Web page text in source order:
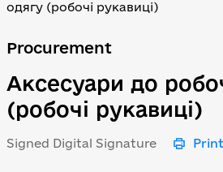
одягу (робочі рукавиці)
Аксесуари до
Procurement
Аксесуари до
(робочі рукавиці)
Signed Digital Signature